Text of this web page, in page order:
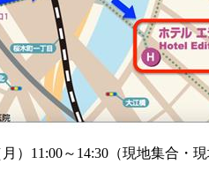
）11:00～14:30（現地集合・現